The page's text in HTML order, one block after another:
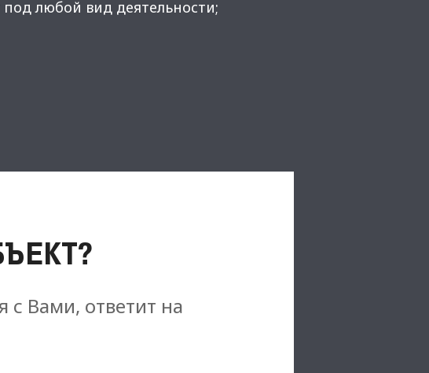
любой вид деятельности;
с Вами, ответит на